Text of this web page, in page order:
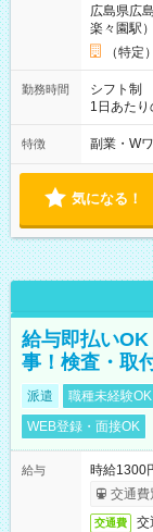
広島県広
楽々園駅）
（特
勤務時間
シフト制
1日あた
勤）・8
あたりの
特徴 副業・W
気になる！
給与即払い
事！検査・取
派遣 職種未経験OK
WEB登録・面接OK
給与
時給1300
交通費
交通費 交